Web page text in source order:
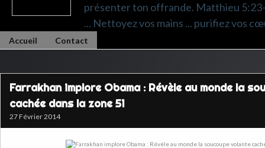
présenter ton offrande. Matthieu 5:23-
... Nettoyez vos mains ... purifiez vos
Accueil Contact
Farrakhan implore Obama : Révèle au monde la
cachée dans la zone 51
27 Février 2014